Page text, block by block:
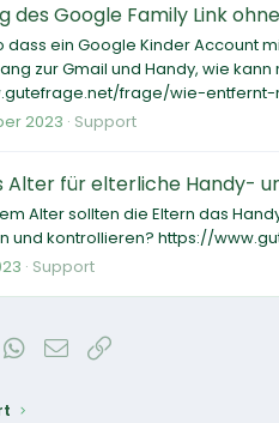
des Google Family Link
dass ein Google Kinder Account
zur Gmail und Handy, wie
frage/wie-
2023 Support
Alter für elterliche Handy-
Alter sollten die Eltern das
und kontrollieren? https://
Support
WhatsApp
E-Mail